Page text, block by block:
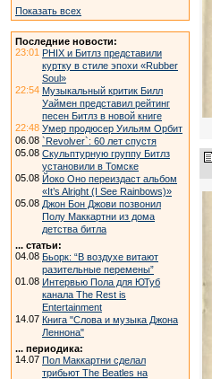
Показать всех
Последние новости:
23:01 PHIX и Битлз представили
куртку в стиле эпохи «Rubber
Soul»
22:54 Музыкальный критик Билл
Уаймен представил рейтинг
песен Битлз в новой книге
22:48 Умер продюсер Уильям Орбит
06.08 `Revolver`: 60 лет спустя
05.08 Скульптурную группу Битлз
установили в Томске
05.08 Йоко Оно переиздаст альбом
«It’s Alright (I See Rainbows)»
05.08 Джон Бон Джови позвонил
Полу Маккартни из дома
детства битла
... статьи:
04.08 Бьорк: “В воздухе витают
разительные перемены”
01.08 Интервью Пола для ЮТуб
канала The Rest is
Entertainment
14.07 Книга "Слова и музыка Джона
Леннона"
... периодика:
14.07 Пол Маккартни сделал
трибьют The Beatles на